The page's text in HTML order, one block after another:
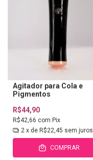
Agitador para Cola e
Pigmentos
R$44,90
R$42,66 com Pix
2 x de R$22,45 sem juros
COMPRAR